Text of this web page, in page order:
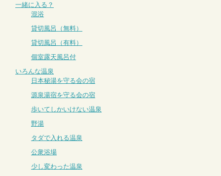
一緒に入る？
混浴
貸切風呂（無料）
貸切風呂（有料）
個室露天風呂付
いろんな温泉
日本秘湯を守る会の宿
源泉湯宿を守る会の宿
歩いてしかいけない温泉
野湯
タダで入れる温泉
公衆浴場
少し変わった温泉